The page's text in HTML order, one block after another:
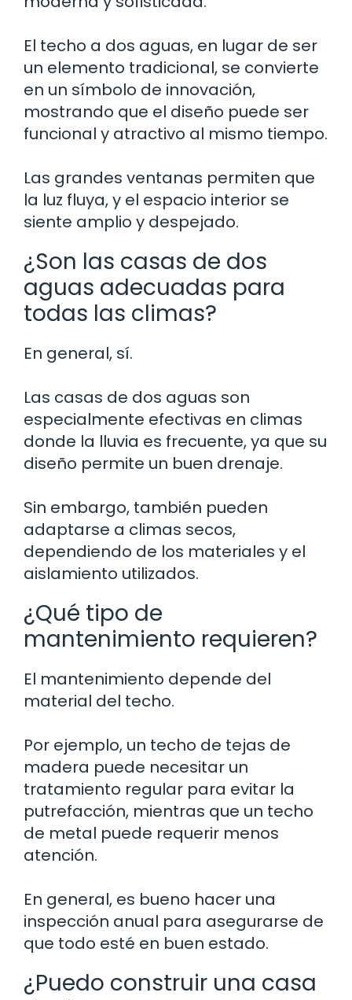
El techo a dos aguas, en lugar de ser
un elemento tradicional, se convierte
en un símbolo de innovación,
mostrando que el diseño puede ser
funcional y atractivo al mismo tiempo.
Las grandes ventanas permiten que
la luz fluya, y el espacio interior se
siente amplio y despejado.
¿Son las casas de dos
aguas adecuadas para
todas las climas?
En general, sí.
Las casas de dos aguas son
especialmente efectivas en climas
donde la lluvia es frecuente, ya que su
diseño permite un buen drenaje.
Sin embargo, también pueden
adaptarse a climas secos,
dependiendo de los materiales y el
aislamiento utilizados.
¿Qué tipo de
mantenimiento requieren?
El mantenimiento depende del
material del techo.
Por ejemplo, un techo de tejas de
madera puede necesitar un
tratamiento regular para evitar la
putrefacción, mientras que un techo
de metal puede requerir menos
atención.
En general, es bueno hacer una
inspección anual para asegurarse de
que todo esté en buen estado.
¿Puedo construir una casa